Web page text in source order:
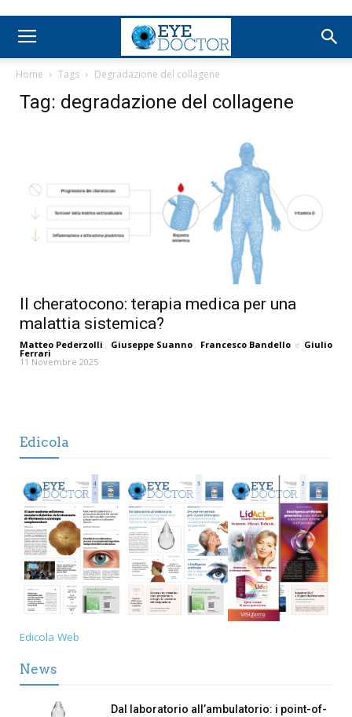
Home Tags Degradazione del collagene
Tag: degradazione del collagene
Il cheratocono: terapia medica per una
malattia sistemica?
Matteo Pederzolli , Giuseppe Suanno , Francesco Bandello e Giulio
Ferrari
11 Novembre 2025
Edicola
Edicola Web
News
Dal laboratorio all’ambulatorio: i point-of-